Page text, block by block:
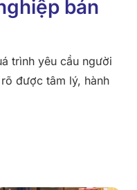
bán
trình yêu cầu người
được tâm lý, hành